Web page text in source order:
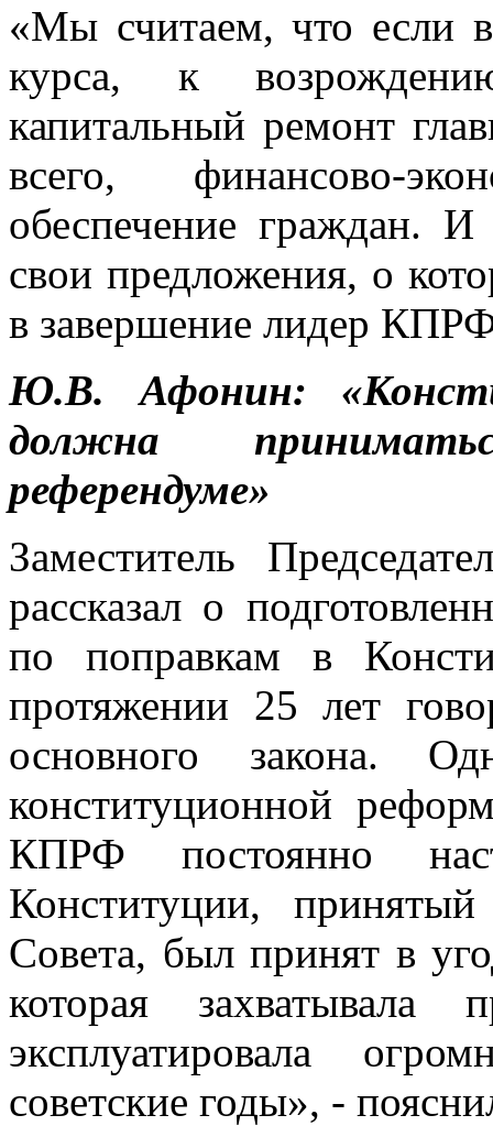
«Мы считаем, что если
курса, к
капитальный ремонт
всего, финансово-
обеспечение граждан.
свои предложения, о
в завершение лидер
Ю.В. Афонин:
должна
референдуме»
Заместитель
рассказал о
по поправкам в
протяжении 25 лет
основного закона.
конституционной
КПРФ постоянно
Конституции,
Совета, был принят в
которая захватывала
эксплуатировала
советские годы», -